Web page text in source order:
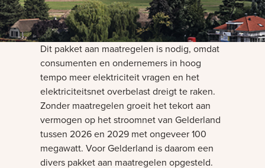
Dit pakket aan maatregelen is nodig, omdat
consumenten en ondernemers in hoog
tempo meer elektriciteit vragen en het
elektriciteitsnet overbelast dreigt te raken.
Zonder maatregelen groeit het tekort aan
vermogen op het stroomnet van Gelderland
tussen 2026 en 2029 met ongeveer 100
megawatt. Voor Gelderland is daarom een
divers pakket aan maatregelen opgesteld.